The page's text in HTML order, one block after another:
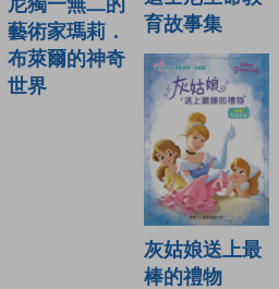
尼獨一無二的
藝術家瑪莉．
布萊爾的神奇
世界
育故事集
灰姑娘送上最
棒的禮物